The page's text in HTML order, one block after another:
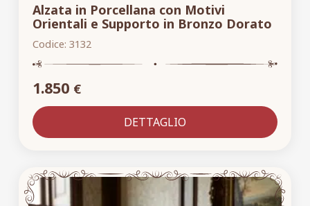
Alzata in Porcellana con Motivi
Orientali e Supporto in Bronzo Dorato
Codice: 3132
1.850 €
DETTAGLIO